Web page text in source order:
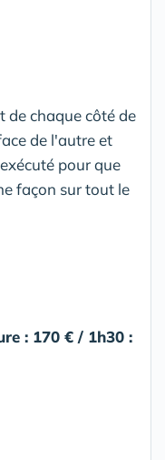
de chaque côté de
de l'autre et
pour que
façon sur tout le
: 170 € / 1h30 :